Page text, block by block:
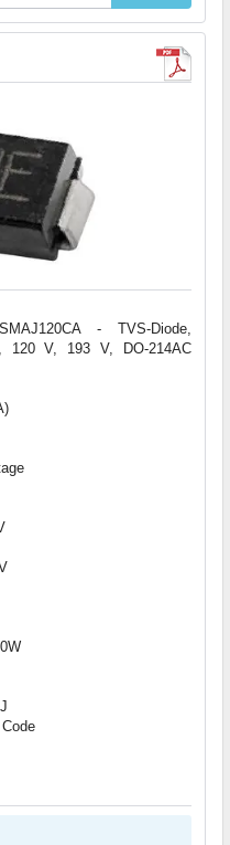
- TVS-Diode,
120 V, 193 V, DO-214AC